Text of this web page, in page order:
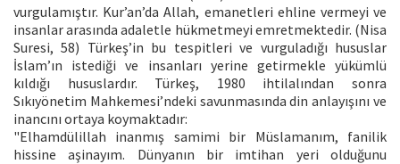
vurgulamıştır. Kur’an’da Allah, emanetleri ehline vermeyi ve
insanlar arasında adaletle hükmetmeyi emretmektedir. (Nisa
Suresi, 58) Türkeş’in bu tespitleri ve vurguladığı hususlar
İslam’ın istediği ve insanları yerine getirmekle yükümlü
kıldığı hususlardır. Türkeş, 1980 ihtilalından sonra
Sıkıyönetim Mahkemesi’ndeki savunmasında din anlayışını ve
inancını ortaya koymaktadır:
"Elhamdülillah inanmış samimi bir Müslamanım, fanilik
hissine aşinayım. Dünyanın bir imtihan yeri olduğunu